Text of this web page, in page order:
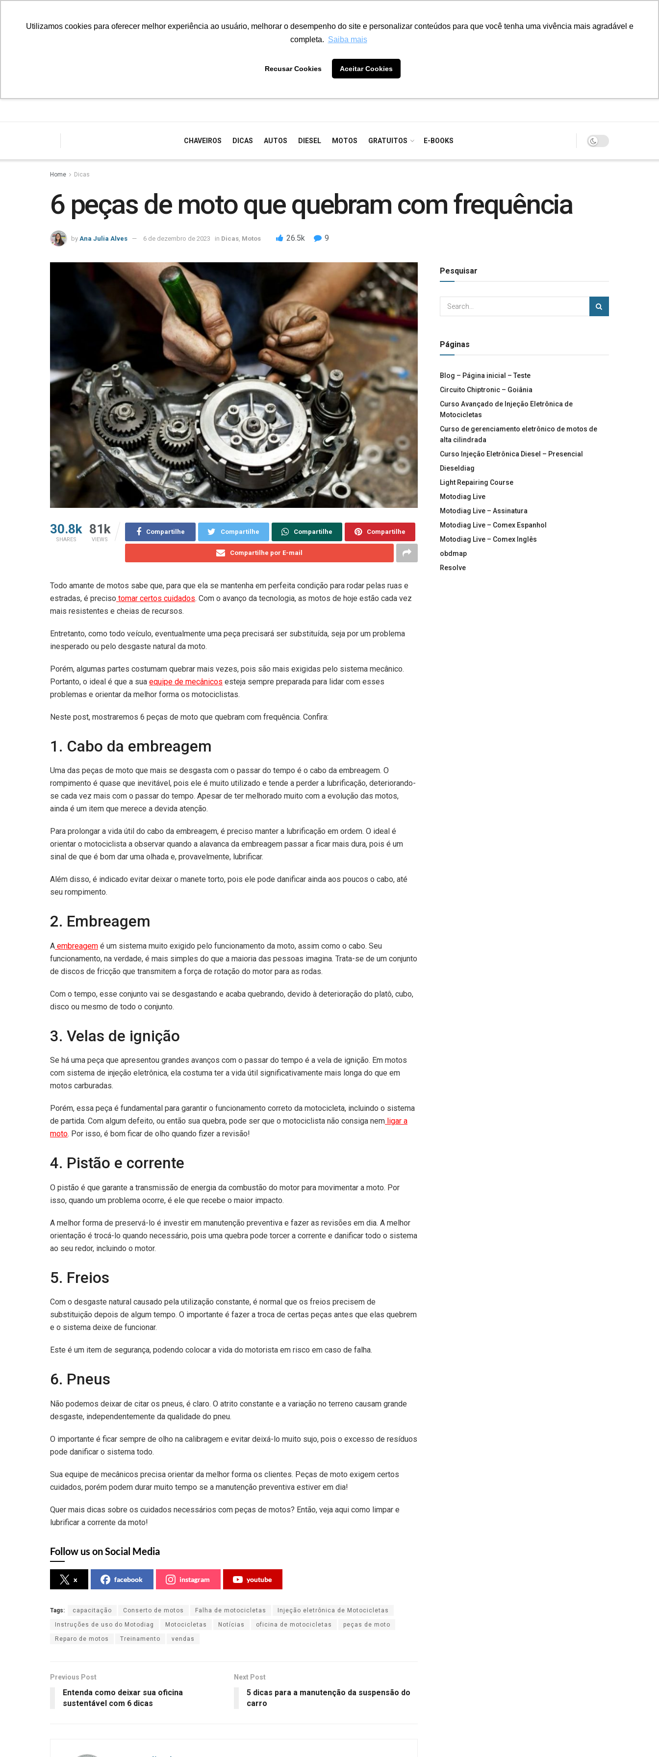
Utilizamos cookies para oferecer melhor experiência ao usuário, melhorar o desempenho do site e personalizar conteúdos para que você tenha uma vivência mais agradável e
completa. Saiba mais
Recusar Cookies Aceitar Cookies
CHAVEIROS DICAS AUTOS DIESEL MOTOS GRATUITOS E-BOOKS
Home Dicas
6 peças de moto que quebram com frequência
by Ana Julia Alves 6 de dezembro de 2023 in Dicas, Motos 26.5k 9
30.8k
SHARES
81k
VIEWS
Compartilhe Compartilhe Compartilhe Compartilhe
Compartilhe por E-mail
Todo amante de motos sabe que, para que ela se mantenha em perfeita condição para rodar pelas ruas e
estradas, é preciso tomar certos cuidados. Com o avanço da tecnologia, as motos de hoje estão cada vez
mais resistentes e cheias de recursos.
Entretanto, como todo veículo, eventualmente uma peça precisará ser substituída, seja por um problema
inesperado ou pelo desgaste natural da moto.
Porém, algumas partes costumam quebrar mais vezes, pois são mais exigidas pelo sistema mecânico.
Portanto, o ideal é que a sua equipe de mecânicos esteja sempre preparada para lidar com esses
problemas e orientar da melhor forma os motociclistas.
Neste post, mostraremos 6 peças de moto que quebram com frequência. Confira:
1. Cabo da embreagem
Uma das peças de moto que mais se desgasta com o passar do tempo é o cabo da embreagem. O
rompimento é quase que inevitável, pois ele é muito utilizado e tende a perder a lubrificação, deteriorando-
se cada vez mais com o passar do tempo. Apesar de ter melhorado muito com a evolução das motos,
ainda é um item que merece a devida atenção.
Para prolongar a vida útil do cabo da embreagem, é preciso manter a lubrificação em ordem. O ideal é
orientar o motociclista a observar quando a alavanca da embreagem passar a ficar mais dura, pois é um
sinal de que é bom dar uma olhada e, provavelmente, lubrificar.
Além disso, é indicado evitar deixar o manete torto, pois ele pode danificar ainda aos poucos o cabo, até
seu rompimento.
2. Embreagem
A embreagem é um sistema muito exigido pelo funcionamento da moto, assim como o cabo. Seu
funcionamento, na verdade, é mais simples do que a maioria das pessoas imagina. Trata-se de um conjunto
de discos de fricção que transmitem a força de rotação do motor para as rodas.
Com o tempo, esse conjunto vai se desgastando e acaba quebrando, devido à deterioração do platô, cubo,
disco ou mesmo de todo o conjunto.
3. Velas de ignição
Se há uma peça que apresentou grandes avanços com o passar do tempo é a vela de ignição. Em motos
com sistema de injeção eletrônica, ela costuma ter a vida útil significativamente mais longa do que em
motos carburadas.
Porém, essa peça é fundamental para garantir o funcionamento correto da motocicleta, incluindo o sistema
de partida. Com algum defeito, ou então sua quebra, pode ser que o motociclista não consiga nem ligar a
moto. Por isso, é bom ficar de olho quando fizer a revisão!
4. Pistão e corrente
O pistão é que garante a transmissão de energia da combustão do motor para movimentar a moto. Por
isso, quando um problema ocorre, é ele que recebe o maior impacto.
A melhor forma de preservá-lo é investir em manutenção preventiva e fazer as revisões em dia. A melhor
orientação é trocá-lo quando necessário, pois uma quebra pode torcer a corrente e danificar todo o sistema
ao seu redor, incluindo o motor.
5. Freios
Com o desgaste natural causado pela utilização constante, é normal que os freios precisem de
substituição depois de algum tempo. O importante é fazer a troca de certas peças antes que elas quebrem
e o sistema deixe de funcionar.
Este é um item de segurança, podendo colocar a vida do motorista em risco em caso de falha.
6. Pneus
Não podemos deixar de citar os pneus, é claro. O atrito constante e a variação no terreno causam grande
desgaste, independentemente da qualidade do pneu.
O importante é ficar sempre de olho na calibragem e evitar deixá-lo muito sujo, pois o excesso de resíduos
pode danificar o sistema todo.
Sua equipe de mecânicos precisa orientar da melhor forma os clientes. Peças de moto exigem certos
cuidados, porém podem durar muito tempo se a manutenção preventiva estiver em dia!
Quer mais dicas sobre os cuidados necessários com peças de motos? Então, veja aqui como limpar e
lubrificar a corrente da moto!
Follow us on Social Media
x facebook instagram youtube
Tags: capacitação Conserto de motos Falha de motocicletas Injeção eletrônica de Motocicletas
Instruções de uso do Motodiag Motocicletas Notícias oficina de motocicletas peças de moto
Reparo de motos Treinamento vendas
Previous Post
Entenda como deixar sua oficina
sustentável com 6 dicas
Next Post
5 dicas para a manutenção da suspensão do
carro
Pesquisar
Páginas
Blog – Página inicial – Teste
Circuito Chiptronic – Goiânia
Curso Avançado de Injeção Eletrônica de
Motocicletas
Curso de gerenciamento eletrônico de motos de
alta cilindrada
Curso Injeção Eletrônica Diesel – Presencial
Dieseldiag
Light Repairing Course
Motodiag Live
Motodiag Live – Assinatura
Motodiag Live – Comex Espanhol
Motodiag Live – Comex Inglês
obdmap
Resolve